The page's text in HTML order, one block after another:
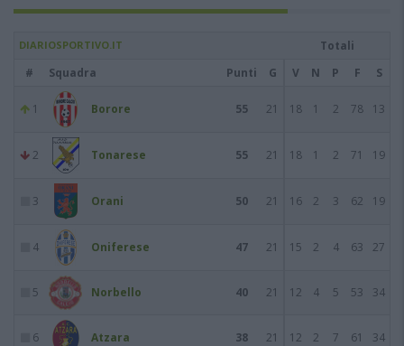
DIARIOSPORTIVO.IT
Totali
#
Squadra Punti G V N P F S
1 Borore 55 21 18 1 2 78 13
2 Tonarese 55 21 18 1 2 71 19
3 Orani 50 21 16 2 3 62 19
4 Oniferese 47 21 15 2 4 63 27
5 Norbello 40 21 12 4 5 53 34
6 Atzara 38 21 12 2 7 61 34